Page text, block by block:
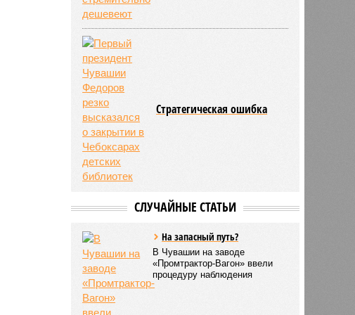
Стратегическая ошибка
СЛУЧАЙНЫЕ СТАТЬИ
На запасный путь?
В Чувашии на заводе
«Промтрактор-Вагон» ввели
процедуру наблюдения